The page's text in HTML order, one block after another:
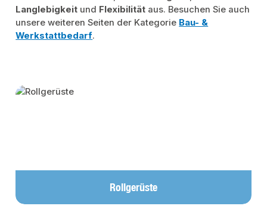
Langlebigkeit und Flexibilität aus. Besuchen Sie auch
unsere weiteren Seiten der Kategorie Bau- &
Werkstattbedarf.
Kategoriegalerie überspringen
Rollgerüste